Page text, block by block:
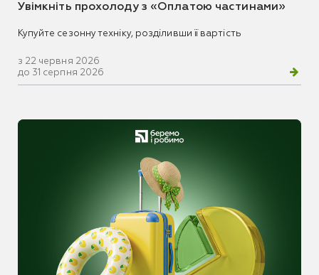
Увімкніть прохолоду з «Оплатою частинами»
Купуйте сезонну техніку, розділивши її вартість
з 22 червня 2026
до 31 серпня 2026